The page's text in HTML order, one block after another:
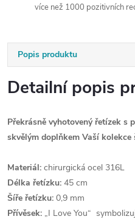
více než 1000 pozitivních
Popis produktu
Detailní popis
Překrásně vyhotovený řetízek s
skvělým doplňkem Vaší kolekce
Materiál: chirurgická ocel 316L
Délka řetízku: 45 cm
Šíře řetízku: 0,9 mm
Přívěsek: „I Love You“